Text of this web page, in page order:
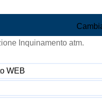
Inquinamento atm.
WEB